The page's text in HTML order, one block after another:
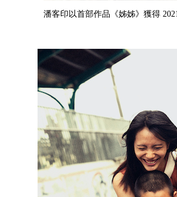
潘客印以首部作品《姊姊》獲得